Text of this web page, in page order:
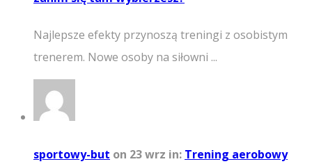
Najlepsze efekty przynoszą treningi z osobistym
trenerem. Nowe osoby na siłowni ...
sportowy-but on 23 wrz in: Trening aerobowy